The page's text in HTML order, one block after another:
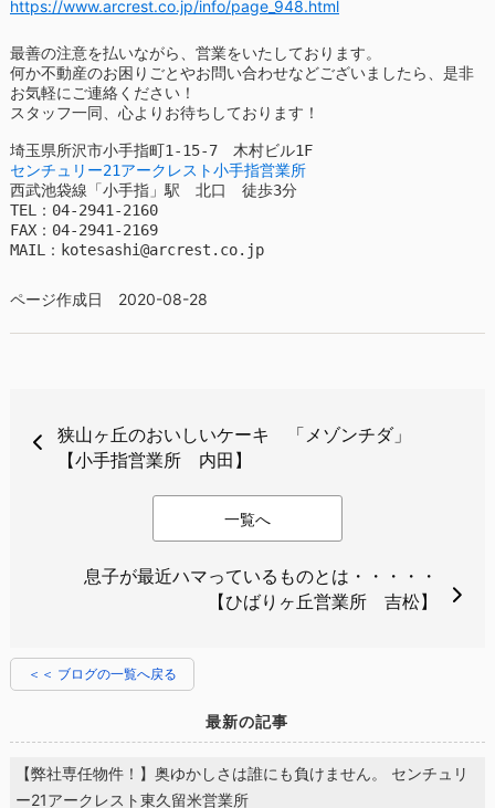
https://www.arcrest.co.jp/info/page_948.html
最善の注意を払いながら、営業をいたしております。
何か不動産のお困りごとやお問い合わせなどございましたら、是非
お気軽にご連絡ください！
スタッフ一同、心よりお待ちしております！
埼玉県所沢市小手指町1-15-7　木村ビル1F
センチュリー21アークレスト小手指営業所
西武池袋線「小手指」駅　北口　徒歩3分
TEL：04-2941-2160
FAX：04-2941-2169
MAIL：kotesashi@arcrest.co.jp
ページ作成日 2020-08-28
狭山ヶ丘のおいしいケーキ 「メゾンチダ」
【小手指営業所 内田】
一覧へ
息子が最近ハマっているものとは・・・・・
【ひばりヶ丘営業所 吉松】
＜＜ ブログの一覧へ戻る
最新の記事
【弊社専任物件！】奥ゆかしさは誰にも負けません。 センチュリ
ー21アークレスト東久留米営業所